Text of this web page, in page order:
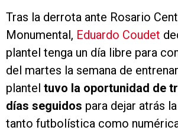
Tras la derrota ante Rosario
Monumental, Eduardo Coudet
plantel tenga un día libre para
del martes la semana de
plantel tuvo la oportunidad de
días seguidos para dejar atrás
tanto futbolística como